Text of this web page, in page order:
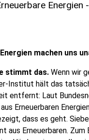
Energien
machen uns
stimmt das. Wenn wir
Institut hält das
entfernt: Laut
Erneuerbaren
dass es geht.
Erneuerbaren. Zum